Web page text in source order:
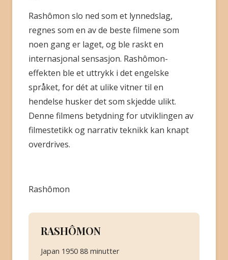
Rashômon slo ned som et lynnedslag,
regnes som en av de beste filmene som
noen gang er laget, og ble raskt en
internasjonal sensasjon. Rashômon-
effekten ble et uttrykk i det engelske
språket, for dét at ulike vitner til en
hendelse husker det som skjedde ulikt.
Denne filmens betydning for utviklingen av
filmestetikk og narrativ teknikk kan knapt
overdrives.
Rashômon
RASHÔMON
Japan 1950 88 minutter